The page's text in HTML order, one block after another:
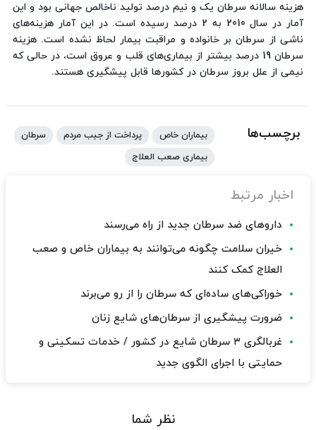
هزینه سالانه سرطان یک و نیم درصد تولید ناخالص جهانی بود و این
آمار در سال 2010 به 2 درصد رسیده است. در این آمار هزینه‌های
ناشی از سرطان بر خانواده و مراقبت بیمار لحاظ نشده است. هزینه‌
سرطان 19 درصد بیشتر از بیماری‌های قلب و عروق است، در حالی که
نیمی از علل بروز سرطان در کشور‌ها قابل پیشگیری هستند.
برچسب‌ها بیماران خاص پرداخت از جیب مردم
سرطان
بیماری صعب العلاج
اخبار مرتبط
داروهای ضد سرطان جدید از راه می‌رسند
خیران سلامت چگونه می‌توانند به بیماران خاص و صعب
العلاج کمک کنند
خوراکی‌های ساده‌ای که سرطان را از رو می‌برند
ضرورت پیشگیری از سرطان‌های شایع زنان
غربالگری ۳ سرطان شایع در کشور / خدمات تسکینی و
حمایتی با اجرای الگوی جدید
نظر شما